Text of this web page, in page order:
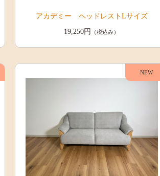
アカデミー ヘッドレストLサイズ
19,250円
（税込み）